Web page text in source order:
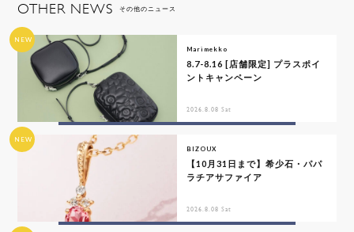
OTHER NEWS その他のニュース
NEW
Marimekko
8.7-8.16 [店舗限定] プラスポイ
ントキャンペーン
2026.8.08 Sat
NEW
BIZOUX
【10月31日まで】希少石・パパ
ラチアサファイア
2026.8.08 Sat